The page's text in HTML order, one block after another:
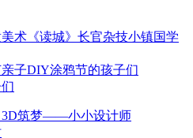
术《读城》长官杂技小镇国学
子DIY涂鸦节的孩子们
3D筑梦——小小设计师